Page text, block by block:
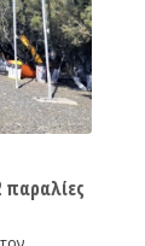
παραλίες